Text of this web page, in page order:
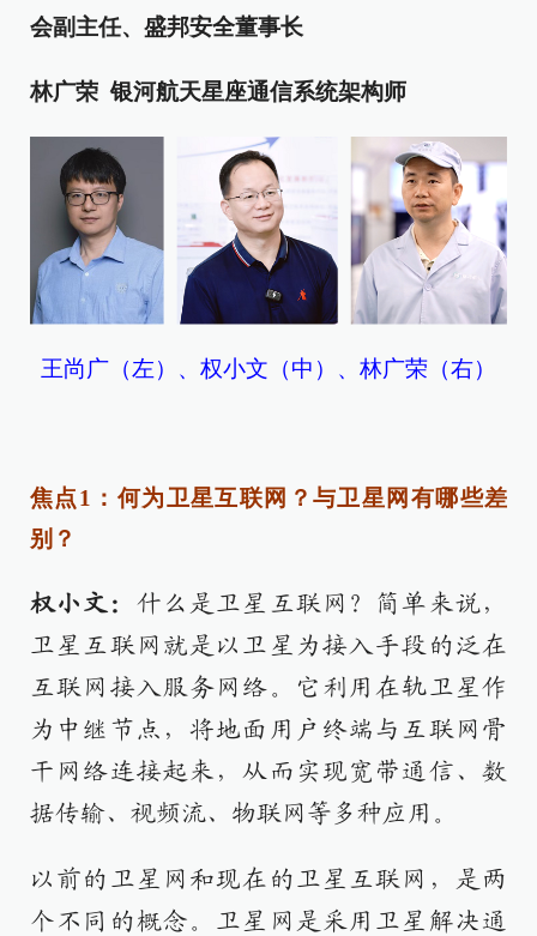
会副主任、盛邦安全董事长
林广荣 银河航天星座通信系统架构师
王尚广（左）、权小文（中）、林广荣（右）
焦点1：何为卫星互联网？与卫星网有哪些差
别？
权小文： 什么是卫星互联网？简单来说，
卫星互联网就是以卫星为接入手段的泛在
互联网接入服务网络。它利用在轨卫星作
为中继节点，将地面用户终端与互联网骨
干网络连接起来，从而实现宽带通信、数
据传输、视频流、物联网等多种应用。
以前的卫星网和现在的卫星互联网，是两
个不同的概念。卫星网是采用卫星解决通